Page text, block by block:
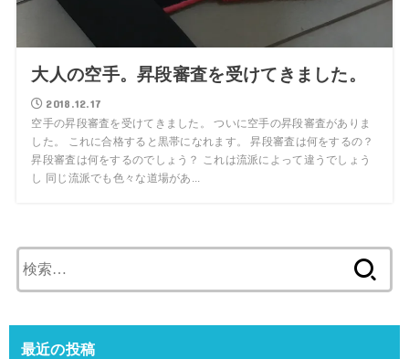
大人の空手。昇段審査を受けてきました。
2018.12.17
空手の昇段審査を受けてきました。 ついに空手の昇段審査がありま
した。 これに合格すると黒帯になれます。 昇段審査は何をするの？
昇段審査は何をするのでしょう？ これは流派によって違うでしょう
し 同じ流派でも色々な道場があ...
索:
最近の投稿